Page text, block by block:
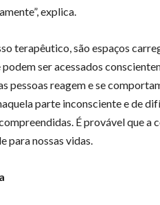
explica.
terapêutico, são espaços
ser acessados
pessoas reagem e se
parte inconsciente e de
É provável que a
para nossas vidas.